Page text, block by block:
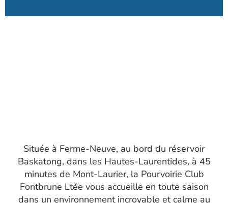
Située à Ferme-Neuve, au bord du réservoir
Baskatong, dans les Hautes-Laurentides, à 45
minutes de Mont-Laurier, la Pourvoirie Club
Fontbrune Ltée vous accueille en toute saison
dans un environnement incroyable et calme au